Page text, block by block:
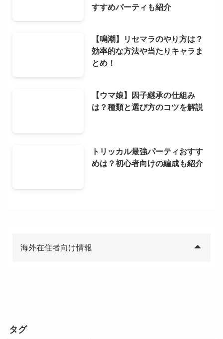
すすめパーティも紹介
【鳴潮】リセマラのやり方は？
効率的な方法や当たりキャラま
とめ！
【ウマ娘】因子継承の仕組み
は？種類と選び方のコツを解説
トリッカル最強パーティおすす
めは？初心者向けの編成も紹介
海外在住者向け情報
タグ